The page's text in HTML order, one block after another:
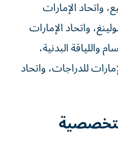
واتحاد الإمارات
واتحاد الإمارات
واللياقة البدنية،
للدراجات، واتحاد